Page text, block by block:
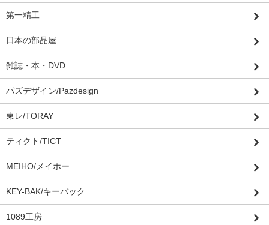
第一精工
日本の部品屋
雑誌・本・DVD
パズデザイン/Pazdesign
東レ/TORAY
ティクト/TICT
MEIHO/メイホー
KEY-BAK/キーバック
1089工房